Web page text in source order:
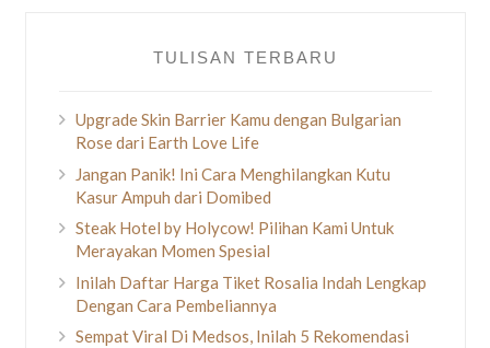
TULISAN TERBARU
Upgrade Skin Barrier Kamu dengan Bulgarian
Rose dari Earth Love Life
Jangan Panik! Ini Cara Menghilangkan Kutu
Kasur Ampuh dari Domibed
Steak Hotel by Holycow! Pilihan Kami Untuk
Merayakan Momen Spesial
Inilah Daftar Harga Tiket Rosalia Indah Lengkap
Dengan Cara Pembeliannya
Sempat Viral Di Medsos, Inilah 5 Rekomendasi